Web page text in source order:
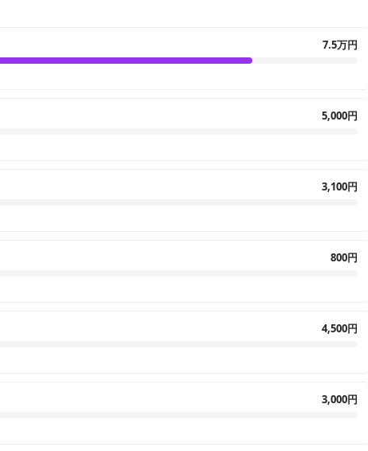
7.5万円
5,000円
3,100円
800円
4,500円
3,000円